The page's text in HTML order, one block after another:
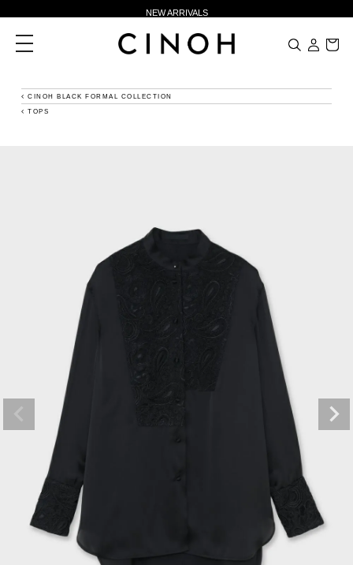
NEW ARRIVALS
新規会員登録500ポイントプレゼント
夏季休業に伴う一部業務休業のお知らせ
toggle
navigation
CINOH BLACK FORMAL COLLECTION
TOPS